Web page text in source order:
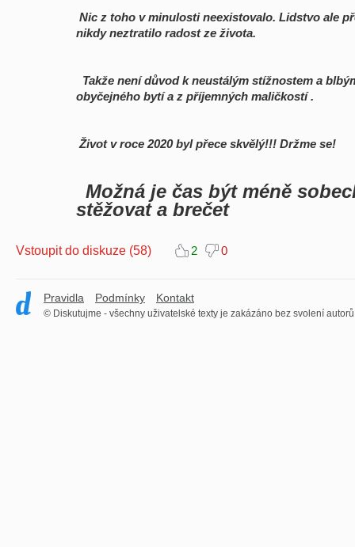
Nic z toho v minulosti neexistovalo. Lidstvo ale
nikdy neztratilo radost ze života.
Takže není důvod k neustálým stížnostem a
obyčejného bytí a z příjemných maličkostí.
Život v roce 2020 byl přece skvělý!!! Držme se!
Možná je čas být méně
stěžovat a brečet
Vstoupit do diskuze (58) 2 0
Pravidla Podmínky Kontakt
© Diskutujme - všechny uživatelské texty je zakázáno bez svolení